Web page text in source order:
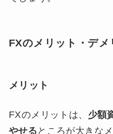
FXのメリット・デメ
メリット
FXのメリットは、 少額
やせるところが大きな